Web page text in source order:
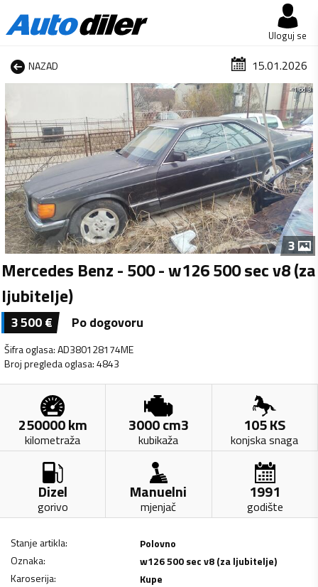
Uloguj se
NAZAD 15.01.2026
1 od 3
3
Mercedes Benz - 500 - w126 500 sec v8 (za
ljubitelje)
3 500€ Po dogovoru
Šifra oglasa:AD380128174ME
Broj pregleda oglasa:4843
250000km
kilometraža
3000cm3
kubikaža
105KS
konjska snaga
Dizel
gorivo
Manuelni
mjenjač
1991
godište
Stanje artikla:
Polovno
Oznaka:
w126 500 sec v8 (za ljubitelje)
Karoserija:
Kupe